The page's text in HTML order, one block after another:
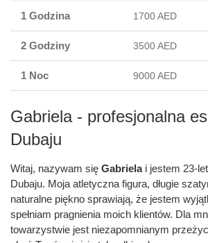
Gabriela - profesjonalna
Dubaju
Witaj, nazywam się Gabrielai jestem 23-
Dubaju. Moja atletyczna figura, długie
naturalne piękno sprawiają, że jestem
spełniam pragnienia moich klientów. Dla
towarzystwie jest niezapomnianym
1 Godzina 1700 AED
2 Godziny 3500 AED
1 Noc 9000 AED